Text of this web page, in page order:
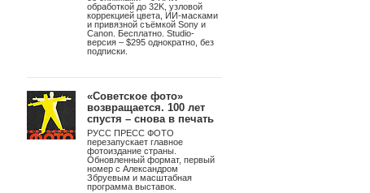
обработкой до 32K, узловой
коррекцией цвета, ИИ-масками
и привязной съёмкой Sony и
Canon. Бесплатно. Studio-
версия – $295 однократно, без
подписки.
«Советское фото»
возвращается. 100 лет
спустя – снова в печать
РУСС ПРЕСС ФОТО
перезапускает главное
фотоиздание страны.
Обновленный формат, первый
номер с Александром
Збруевым и масштабная
программа выставок.